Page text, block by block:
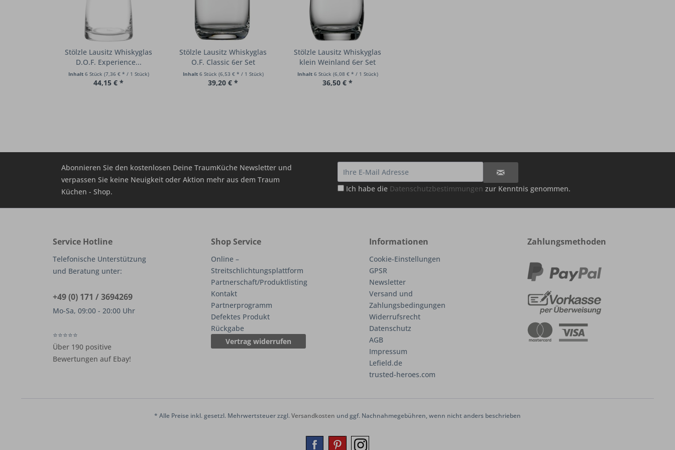
Stölzle Lausitz Whiskyglas
D.O.F. Experience...
Inhalt 6 Stück (7,36 € * / 1 Stück)
44,15 € *
Stölzle Lausitz Whiskyglas
O.F. Classic 6er Set
Inhalt 6 Stück (6,53 € * / 1 Stück)
39,20 € *
Stölzle Lausitz Whiskyglas
klein Weinland 6er Set
Inhalt 6 Stück (6,08 € * / 1 Stück)
36,50 € *
Abonnieren Sie den kostenlosen Deine TraumKüche Newsletter und
verpassen Sie keine Neuigkeit oder Aktion mehr aus dem Traum
Küchen - Shop.
Ich habe die Datenschutzbestimmungen zur Kenntnis genommen.
Service Hotline
Telefonische Unterstützung
und Beratung unter:
+49 (0) 171 / 3694269
Mo-Sa, 09:00 - 20:00 Uhr
⭐⭐⭐⭐⭐
Über 190 positive
Bewertungen auf Ebay!
Shop Service
Online –
Streitschlichtungsplattform
Partnerschaft/Produktlisting
Kontakt
Partnerprogramm
Defektes Produkt
Rückgabe
Vertrag widerrufen
Informationen
Cookie-Einstellungen
GPSR
Newsletter
Versand und
Zahlungsbedingungen
Widerrufsrecht
Datenschutz
AGB
Impressum
Lefield.de
trusted-heroes.com
Zahlungsmethoden
* Alle Preise inkl. gesetzl. Mehrwertsteuer zzgl.Versandkosten und ggf. Nachnahmegebühren, wenn nicht anders beschrieben